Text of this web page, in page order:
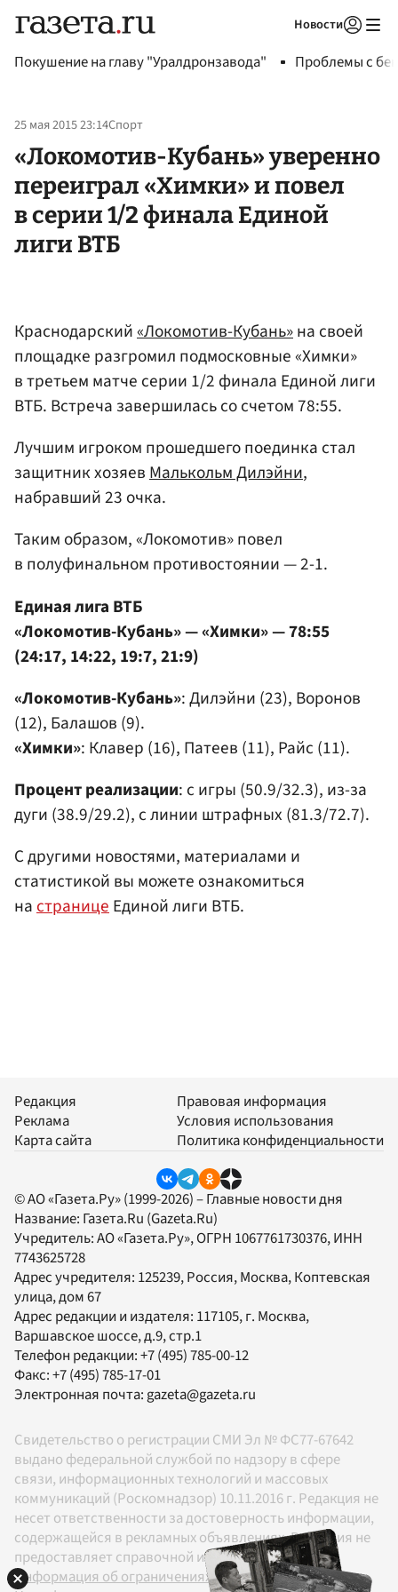
Новости
Покушение на главу "Уралдронзавода" Проблемы с
25 мая 2015 23:14Спорт
«Локомотив-Кубань» уверенно
переиграл «Химки» и повел
в серии 1/2 финала Единой
лиги ВТБ
Краснодарский«Локомотив-Кубань»на своей
площадке разгромил подмосковные «Химки»
в третьем матче серии 1/2 финала Единой лиги
ВТБ. Встреча завершилась со счетом 78:55.
Лучшим игроком прошедшего поединка стал
защитник хозяевМалькольм Дилэйни,
набравший 23 очка.
Таким образом, «Локомотив» повел
в полуфинальном противостоянии — 2-1.
Единая лига ВТБ
«Локомотив-Кубань» — «Химки» — 78:55
(24:17, 14:22, 19:7, 21:9)
«Локомотив-Кубань»: Дилэйни (23), Воронов
(12), Балашов (9).
«Химки»: Клавер (16), Патеев (11), Райс (11).
Процент реализации: с игры (50.9/32.3), из-за
дуги (38.9/29.2), с линии штрафных (81.3/72.7).
С другими новостями, материалами и
статистикой вы можете ознакомиться
настраницеЕдиной лиги ВТБ.
Редакция
Реклама
Карта сайта
Правовая информация
Условия использования
Политика конфиденциальности
© АО «Газета.Ру» (1999-2026) – Главные новости дня
Название: Газета.Ru (Gazeta.Ru)
Учредитель:АО «Газета.Ру», ОГРН 1067761730376, ИНН
7743625728
Адрес учредителя: 125239, Россия, Москва, Коптевская
улица, дом 67
Адрес редакции и издателя: 117105, г. Москва,
Варшавское шоссе, д.9, стр.1
Телефон редакции:+7 (495) 785-00-12
Факс:+7 (495) 785-17-01
Электронная почта:gazeta@gazeta.ru
Свидетельство о регистрации СМИ Эл № ФС77-67642
выдано федеральной службой по надзору в сфере
связи, информационных технологий и массовых
коммуникаций (Роскомнадзор) 10.11.2016 г. Редакция не
несет ответственности за достоверность информации,
содержащейся в рекламных объявлениях. Редакция не
предоставляет справочной информации.
Информация об ограничениях